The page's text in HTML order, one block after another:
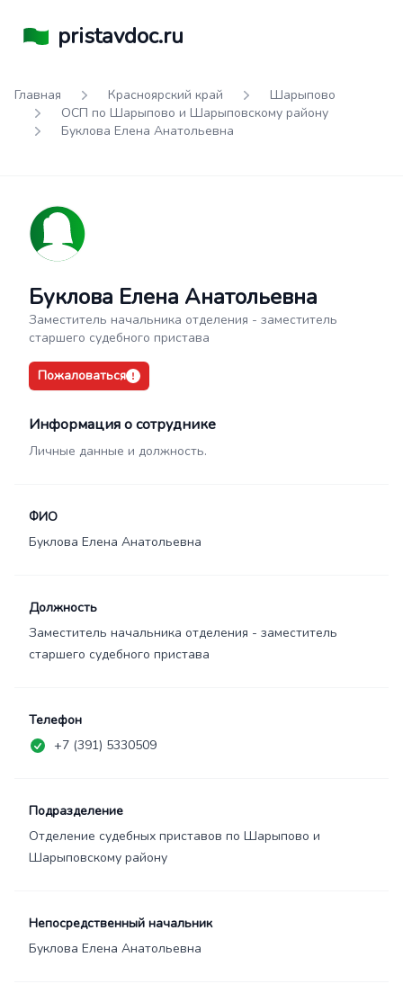
pristavdoc.ru
Главная Красноярский край
Шарыпово
ОСП по Шарыпово и Шарыповскому району
Буклова Елена Анатольевна
Буклова Елена Анатольевна
Заместитель начальника отделения - заместитель
старшего судебного пристава
Пожаловаться
Информация о сотруднике
Личные данные и должность.
ФИО
Буклова Елена Анатольевна
Должность
Заместитель начальника отделения - заместитель
старшего судебного пристава
Телефон
+7 (391) 5330509
Подразделение
Отделение судебных приставов по Шарыпово и
Шарыповскому району
Непосредственный начальник
Буклова Елена Анатольевна